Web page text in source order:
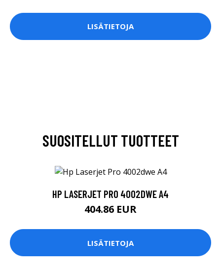
LISÄTIETOJA
SUOSITELLUT TUOTTEET
HP LASERJET PRO 4002DWE A4
404.86 EUR
LISÄTIETOJA